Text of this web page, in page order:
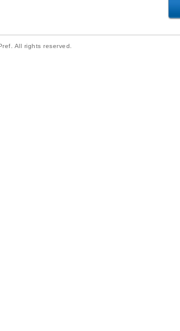
All rights reserved.